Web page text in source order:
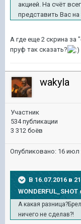
акцией. На счёт
представить Вас
А где еще 2 скрина за
пруф так сказать?
wakyla
Участник
534 публикации
3 312 боёв
Опубликовано: 16 июл
В 16.07.2016 в
WONDERFUL_SHOT
А какая
ничего не сделав?!